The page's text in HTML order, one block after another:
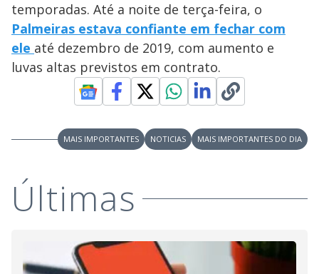
temporadas. Até a noite de terça-feira, o
Palmeiras estava confiante em fechar com
ele até dezembro de 2019, com aumento e
luvas altas previstos em contrato.
MAIS IMPORTANTES NOTICIAS MAIS IMPORTANTES DO DIA
Últimas